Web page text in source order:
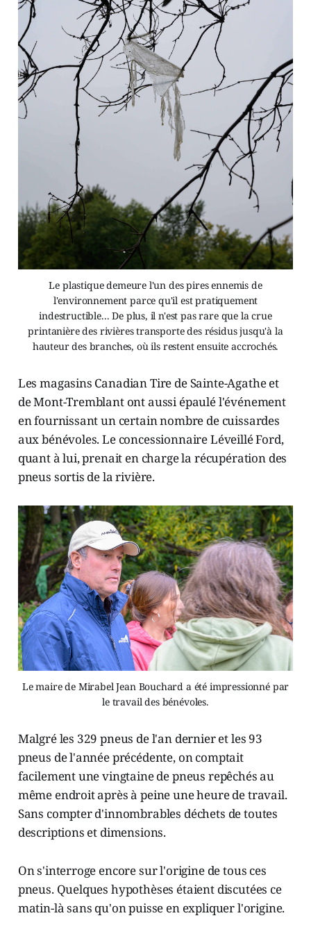
Le plastique demeure l'un des pires ennemis de
l'environnement parce qu'il est pratiquement
indestructible... De plus, il n'est pas rare que la crue
printanière des rivières transporte des résidus jusqu'à la
hauteur des branches, où ils restent ensuite accrochés.
Les magasins Canadian Tire de Sainte-Agathe et
de Mont-Tremblant ont aussi épaulé l'événement
en fournissant un certain nombre de cuissardes
aux bénévoles. Le concessionnaire Léveillé Ford,
quant à lui, prenait en charge la récupération des
pneus sortis de la rivière.
Le maire de Mirabel Jean Bouchard a été impressionné par
le travail des bénévoles.
Malgré les 329 pneus de l'an dernier et les 93
pneus de l'année précédente, on comptait
facilement une vingtaine de pneus repêchés au
même endroit après à peine une heure de travail.
Sans compter d'innombrables déchets de toutes
descriptions et dimensions.
On s'interroge encore sur l'origine de tous ces
pneus. Quelques hypothèses étaient discutées ce
matin-là sans qu'on puisse en expliquer l'origine.